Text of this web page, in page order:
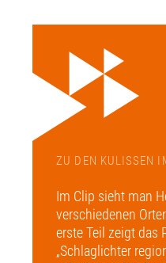
ZU DEN KULISSEN
Im Clip sieht man
verschiedenen
erste Teil zeigt das
„Schlaglichter